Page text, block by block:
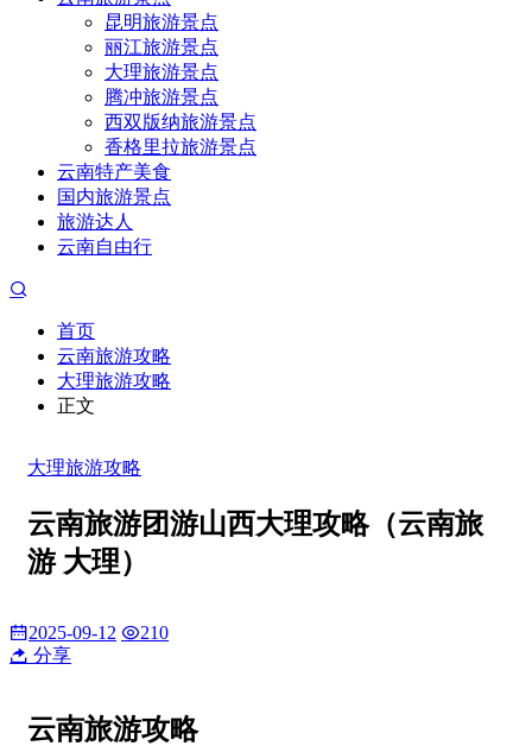
昆明旅游景点
丽江旅游景点
大理旅游景点
腾冲旅游景点
西双版纳旅游景点
香格里拉旅游景点
云南特产美食
国内旅游景点
旅游达人
云南自由行
首页
云南旅游攻略
大理旅游攻略
正文
大理旅游攻略
云南旅游团游山西大理攻略（云南旅
游 大理）
2025-09-12
210
分享
云南旅游攻略